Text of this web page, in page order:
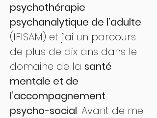
psychothérapie
psychanalytique de l’adulte
(IFISAM) et j’ai un parcours
de plus de dix ans dans le
domaine de la santé
mentale et de
l’accompagnement
psycho-social. Avant de me